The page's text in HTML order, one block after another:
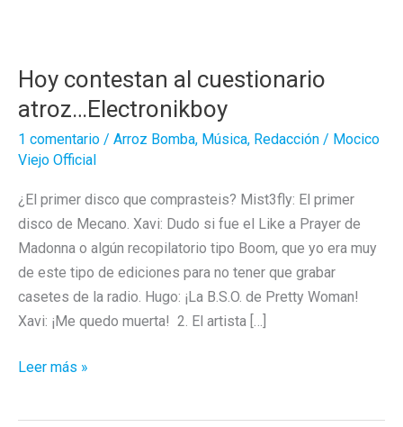
Hoy contestan al cuestionario
atroz…Electronikboy
1 comentario / Arroz Bomba, Música, Redacción / Mocico
Viejo Official
¿El primer disco que comprasteis? Mist3fly: El primer
disco de Mecano. Xavi: Dudo si fue el Like a Prayer de
Madonna o algún recopilatorio tipo Boom, que yo era muy
de este tipo de ediciones para no tener que grabar
casetes de la radio. Hugo: ¡La B.S.O. de Pretty Woman!
Xavi: ¡Me quedo muerta! 2. El artista […]
Hoy
Leer más »